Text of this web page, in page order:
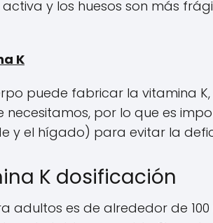
y los huesos son más
K
puede fabricar la vitamina
por lo que es
y el hígado) para evitar la
K dosificación
adultos es de alrededor de